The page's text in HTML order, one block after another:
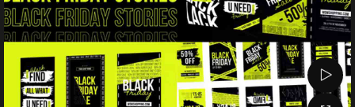
تماشای ویدئو